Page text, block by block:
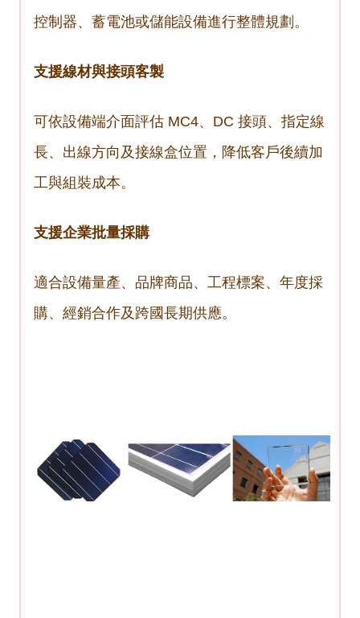
控制器、蓄電池或儲能設備進行整體規劃。
支援線材與接頭客製
可依設備端介面評估 MC4、DC 接頭、指定線
長、出線方向及接線盒位置，降低客戶後續加
工與組裝成本。
支援企業批量採購
適合設備量產、品牌商品、工程標案、年度採
購、經銷合作及跨國長期供應。